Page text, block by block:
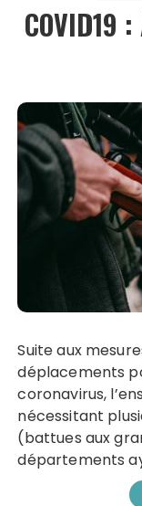
COVID19 :
Suite aux mesures de restriction des
déplacements
coronavirus,
nécessitant
(battues aux
départements